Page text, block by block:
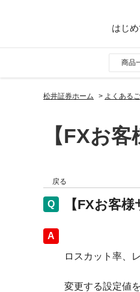
はじ
商品
松井証券ホーム > よくある
【FXお
戻る
【FXお客
回答
ロスカット率、
変更する設定値